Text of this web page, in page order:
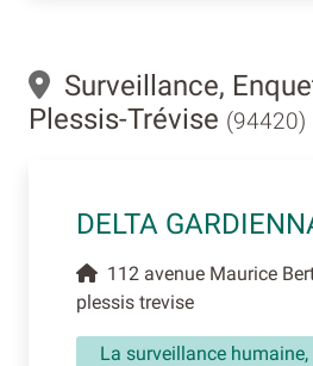
Surveillance,
Plessis-Trévise (94420)
DELTA
112 avenue Maurice
plessis trevise
La surveillance